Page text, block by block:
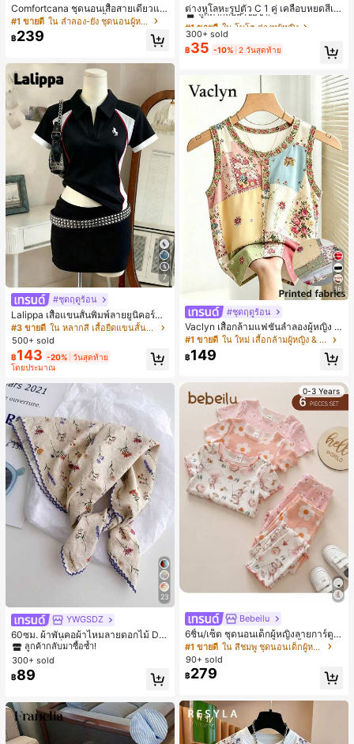
Comfortcana ชุดนอนเสื้อสายเดี่ยวแต่
งระบายและกางเกงขาสั้นสำหรับผู้หญิง
#1 ขายดี ใน ลำลอง-ยัง ชุดนอนผู้หญิง
฿239
7
#ชุดฤดูร้อน
Lalippa เสื้อแขนสั้นพิมพ์ลายยูนิคอร์นล
ายทางสีตัดกันสำหรับผู้หญิง สไตล์วิทย
าลัย
#3 ขายดี
ใน หลากสี เสื้อยืดแขนสั้นเนื้อนุ่มสำหรับใส่ทุกวัน
500+ sold
฿143 -20% วันสุดท้าย
โดยประมาณ
23
YWGSDZ
60ซม. ผ้าพันคอผ้าไหมลายดอกไม้ Dit
sy สีเบจ, เครื่องประดับใหม่สำหรับผู้หญิ
งฤดูใบไม้ผลิ/ฤดูใบไม้ร่วง, ผ้าพันคอผืน
บางอเนกประสงค์หรูหรา
#1 ขายดี
ลูกค้ากลับมาซื้อซ้ำ!
#1 ขายดี
ลูกค้ากลับมาซื้อซ้ำ!
#1 ขายดี
ลูกค้ากลับมาซื้อซ้ำ!
#1 ขายดี
ใน สีเบจ ผ้าพันคอทรงสี่เหลี่ยมและผ้าพันคอสำหรับผู้
300+ sold
฿89
ต่างหูโลหะรูปตัว C 1 คู่ เคลือบหยดสีเห
ลือง ลายจุดสีน้ำเงิน สไตล์ยุโรปและอเม
ริกัน แฟชั่นส่วนตัว หวานและสง่างาม
สำหรับผู้หญิงและเด็กหญิง สำหรับการเ
ดินทาง งานแต่งงาน ปาร์ตี้ วันเกิด ของ
ลูกค้ากลับมาซื้อซ้ำ!
#1 ขายดี ใน โบโฮ ต่างหูผู้หญิง
ลูกค้ากลับมาซื้อซ้ำ!
#1 ขายดี ใน โบโฮ ต่างหูผู้หญิง
ลูกค้ากลับมาซื้อซ้ำ!
#1 ขายดี ใน โบโฮ ต่างหูผู้หญิง
300+ sold
฿35 -10% 2 วันสุดท้าย
16
#ชุดฤดูร้อน
Vaclyn เสื้อกล้ามแฟชั่นลำลองผู้หญิง ล
ายแพตช์เวิร์ก แขนกุด คอกลม ติดกระดุ
ม
#1 ขายดี ใน ใหม่ เสื้อกล้ามผู้หญิง & Camis
฿149
0-3 Years
Bebeilu
6ชิ้น/เซ็ต ชุดนอนเด็กผู้หญิงลายการ์ตูน
หมีและดอกไม้ คอกลม แขนสั้น กางเกง
ขาสั้น ขอบระบาย สวมใส่สบาย
#1 ขายดี
ใน สีชมพู ชุดนอนเด็กผู้หญิง
90+ sold
฿279